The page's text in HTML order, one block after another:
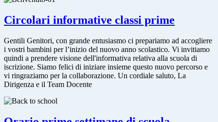
Circolari informative classi prime
Gentili Genitori, con grande entusiasmo ci prepariamo ad accogliere
i vostri bambini per l’inizio del nuovo anno scolastico. Vi invitiamo
quindi a prendere visione dell'informativa relativa alla scuola di
iscrizione. Siamo felici di iniziare insieme questo nuovo percorso e
vi ringraziamo per la collaborazione. Un cordiale saluto, La
Dirigenza e il Team Docente